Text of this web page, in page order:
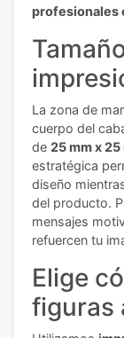
profesionales
La zona de
cuerpo del
de 25 mm x
estratégica
diseño
del producto.
mensajes
refuercen tu
Elige
figuras